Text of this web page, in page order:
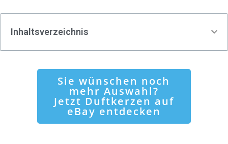
Inhaltsverzeichnis
Sie wünschen noch
mehr Auswahl?
Jetzt Duftkerzen auf
eBay entdecken